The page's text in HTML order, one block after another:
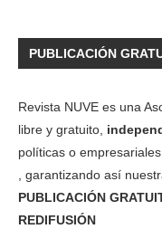
PUBLICACIÓN
Revista NUVE es una
libre y gratuito,
políticas o
, garantizando así
PUBLICACIÓN
REDIFUSIÓN